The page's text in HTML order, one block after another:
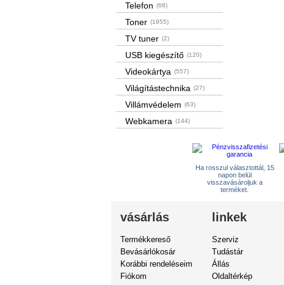
Telefon (68)
Toner (1955)
TV tuner (2)
USB kiegészítő (120)
Videokártya (557)
Világítástechnika (27)
Villámvédelem (63)
Webkamera (144)
Ha rosszul választottál, 15
napon belül
visszavásároljuk a
terméket.
vásárlás
Termékkereső
Bevásárlókosár
Korábbi rendeléseim
Fiókom
linkek
Szerviz
Tudástár
Állás
Oldaltérkép